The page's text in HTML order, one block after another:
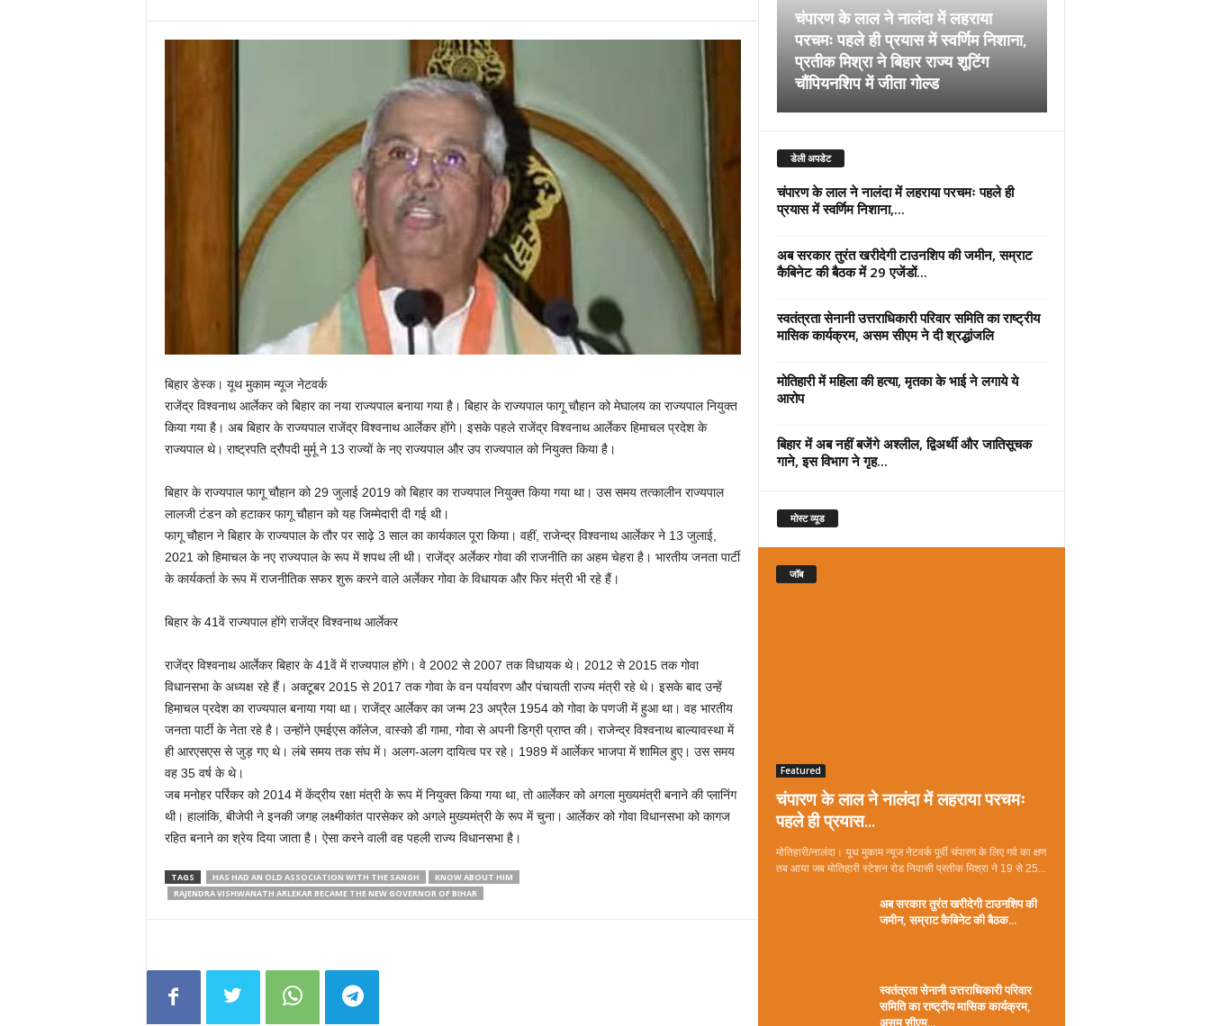
बिहार डेस्क। यूथ मुकाम न्यूज नेटवर्क
राजेंद्र विश्वनाथ आर्लेकर को बिहार का नया राज्यपाल बनाया गया है। बिहार के राज्यपाल फागू चौहान को मेघालय का राज्यपाल नियुक्त
किया गया है। अब बिहार के राज्यपाल राजेंद्र विश्वनाथ आर्लेकर होंगे। इसके पहले राजेंद्र विश्वनाथ आर्लेकर हिमाचल प्रदेश के
राज्यपाल थे। राष्ट्रपति द्रौपदी मुर्मू ने 13 राज्यों के नए राज्यपाल और उप राज्यपाल को नियुक्त किया है।
बिहार के राज्यपाल फागू चौहान को 29 जुलाई 2019 को बिहार का राज्यपाल नियुक्त किया गया था। उस समय तत्कालीन राज्यपाल
लालजी टंडन को हटाकर फागू चौहान को यह जिम्मेदारी दी गई थी।
फागू चौहान ने बिहार के राज्यपाल के तौर पर साढ़े 3 साल का कार्यकाल पूरा किया। वहीं, राजेन्द्र विश्वनाथ आर्लेकर ने 13 जुलाई,
2021 को हिमाचल के नए राज्यपाल के रूप में शपथ ली थी। राजेंद्र अर्लेकर गोवा की राजनीति का अहम चेहरा है। भारतीय जनता पार्टी
के कार्यकर्ता के रूप में राजनीतिक सफर शुरू करने वाले अर्लेकर गोवा के विधायक और फिर मंत्री भी रहे हैं।
बिहार के 41वें राज्यपाल होंगे राजेंद्र विश्वनाथ आर्लेकर
राजेंद्र विश्वनाथ आर्लेकर बिहार के 41वें में राज्यपाल होंगे। वे 2002 से 2007 तक विधायक थे। 2012 से 2015 तक गोवा
विधानसभा के अध्यक्ष रहे हैं। अक्टूबर 2015 से 2017 तक गोवा के वन पर्यावरण और पंचायती राज्य मंत्री रहे थे। इसके बाद उन्हें
हिमाचल प्रदेश का राज्यपाल बनाया गया था। राजेंद्र आर्लेकर का जन्म 23 अप्रैल 1954 को गोवा के पणजी में हुआ था। वह भारतीय
जनता पार्टी के नेता रहे है। उन्होंने एमईएस कॉलेज, वास्को डी गामा, गोवा से अपनी डिग्री प्राप्त की। राजेन्द्र विश्वनाथ बाल्यावस्था में
ही आरएसएस से जुड़ गए थे। लंबे समय तक संघ में। अलग-अलग दायित्व पर रहे। 1989 में आर्लेकर भाजपा में शामिल हुए। उस समय
वह 35 वर्ष के थे।
जब मनोहर पर्रिकर को 2014 में केंद्रीय रक्षा मंत्री के रूप में नियुक्त किया गया था, तो आर्लेकर को अगला मुख्यमंत्री बनाने की प्लानिंग
थी। हालांकि, बीजेपी ने इनकी जगह लक्ष्मीकांत पारसेकर को अगले मुख्यमंत्री के रूप में चुना। आर्लेकर को गोवा विधानसभा को कागज
रहित बनाने का श्रेय दिया जाता है। ऐसा करने वाली वह पहली राज्य विधानसभा है।
TAGS HAS HAD AN OLD ASSOCIATION WITH THE SANGH
KNOW ABOUT HIM
RAJENDRA VISHWANATH ARLEKAR BECAME THE NEW GOVERNOR OF BIHAR
चंपारण के लाल ने नालंदा में लहराया
परचमः पहले ही प्रयास में स्वर्णिम निशाना,
प्रतीक मिश्रा ने बिहार राज्य शूटिंग
चौंपियनशिप में जीता गोल्ड
डेली अपडेट
चंपारण के लाल ने नालंदा में लहराया परचमः पहले ही
प्रयास में स्वर्णिम निशाना,...
अब सरकार तुरंत खरीदेगी टाउनशिप की जमीन, सम्राट
कैबिनेट की बैठक में 29 एजेंडों...
स्वतंत्रता सेनानी उत्तराधिकारी परिवार समिति का राष्ट्रीय
मासिक कार्यक्रम, असम सीएम ने दी श्रद्धांजलि
मोतिहारी में महिला की हत्या, मृतका के भाई ने लगाये ये
आरोप
बिहार में अब नहीं बजेंगे अश्लील, द्विअर्थी और जातिसूचक
गाने, इस विभाग ने गृह...
मोस्ट व्यूड
जॉब
Featured
चंपारण के लाल ने नालंदा में लहराया परचमः
पहले ही प्रयास...
मोतिहारी/नालंदा। यूथ मुकाम न्यूज नेटवर्क पूर्वी चंपारण के लिए गर्व का क्षण
तब आया जब मोतिहारी स्टेशन रोड निवासी प्रतीक मिश्रा ने 19 से 25...
अब सरकार तुरंत खरीदेगी टाउनशिप की
जमीन, सम्राट कैबिनेट की बैठक...
स्वतंत्रता सेनानी उत्तराधिकारी परिवार
समिति का राष्ट्रीय मासिक कार्यक्रम,
असम सीएम...